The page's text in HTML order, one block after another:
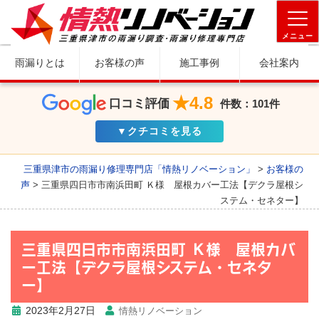
メニュー
雨漏りとは お客様の声 施工事例 会社案内
口コミ評価 ★4.8 件数：101件
▼クチコミを見る
三重県津市の雨漏り修理専門店「情熱リノベーション」 > お客様の
声> 三重県四日市市南浜田町 Ｋ様 屋根カバー工法【デクラ屋根シ
ステム・セネター】
三重県四日市市南浜田町 Ｋ様 屋根カバ
ー工法【デクラ屋根システム・セネタ
ー】
2023年2月27日 情熱リノベーション